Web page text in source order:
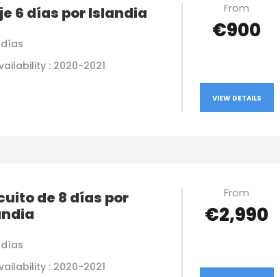
6 días por Islandia
: 2020-2021
From
€900
VIEW DETAILS
de 8 días por
: 2020-2021
From
€2,990